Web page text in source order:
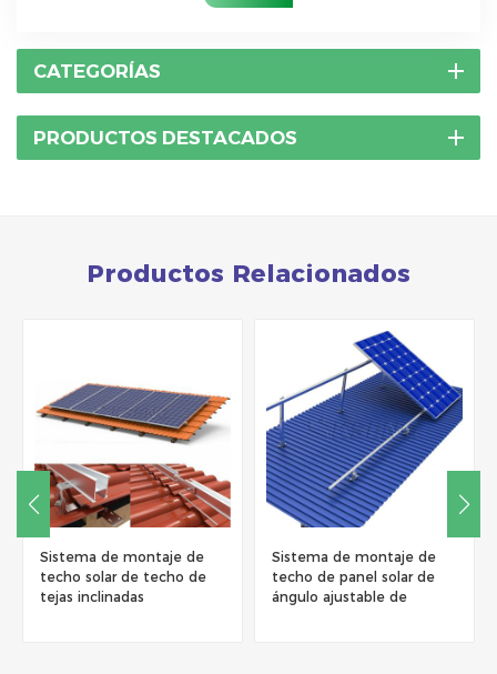
CATEGORÍAS
PRODUCTOS DESTACADOS
Productos Relacionados
Sistema de montaje de
techo solar de techo de
tejas inclinadas
Sistema de montaje de
techo de panel solar de
ángulo ajustable de